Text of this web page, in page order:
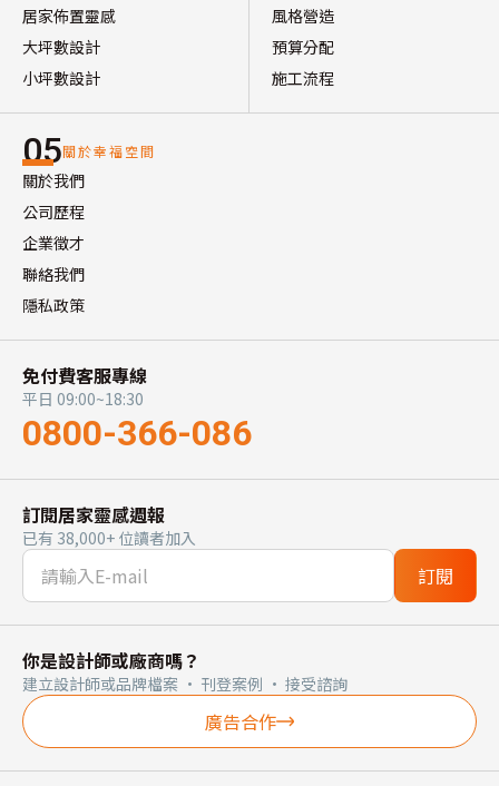
居家佈置靈感
大坪數設計
小坪數設計
風格營造
預算分配
施工流程
05關於幸福空間
關於我們
公司歷程
企業徵才
聯絡我們
隱私政策
免付費客服專線
平日 09:00~18:30
0800-366-086
訂閱居家靈感週報
已有 38,000+ 位讀者加入
訂閱
你是設計師或廠商嗎？
建立設計師或品牌檔案 · 刊登案例 · 接受諮詢
廣告合作